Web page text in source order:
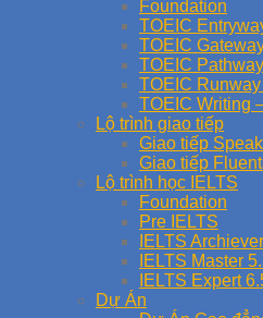
Foundation
TOEIC
TOEIC
TOEIC
TOEIC
TOEIC Writing
Lộ trình giao tiếp
Giao tiếp
Giao tiếp
Lộ trình học IELTS
Foundation
Pre IELTS
IELTS
IELTS Master
IELTS Expert
Dự Án